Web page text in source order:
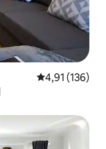
Calificación
4,91 (136)